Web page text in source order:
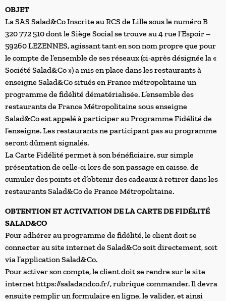
OBJET
La SAS Salad&Co Inscrite au RCS de Lille sous le numéro B
320 772 510 dont le Siège Social se trouve au 4 rue l’Espoir –
59260 LEZENNES, agissant tant en son nom propre que pour
le compte de l’ensemble de ses réseaux (ci-après désignée la «
Société Salad&Co ») a mis en place dans les restaurants à
enseigne Salad&Co situés en France métropolitaine un
programme de fidélité dématérialisée. L’ensemble des
restaurants de France Métropolitaine sous enseigne
Salad&Co est appelé à participer au Programme Fidélité de
l’enseigne. Les restaurants ne participant pas au programme
seront dûment signalés.
La Carte Fidélité permet à son bénéficiaire, sur simple
présentation de celle-ci lors de son passage en caisse, de
cumuler des points et d’obtenir des cadeaux à retirer dans les
restaurants Salad&Co de France Métropolitaine.
OBTENTION ET ACTIVATION DE LA CARTE DE FIDÉLITÉ
SALAD&CO
Pour adhérer au programme de fidélité, le client doit se
connecter au site internet de Salad&Co soit directement, soit
via l’application Salad&Co.
Pour activer son compte, le client doit se rendre sur le site
internet https://saladandco.fr/, rubrique commander. Il devra
ensuite remplir un formulaire en ligne, le valider, et ainsi